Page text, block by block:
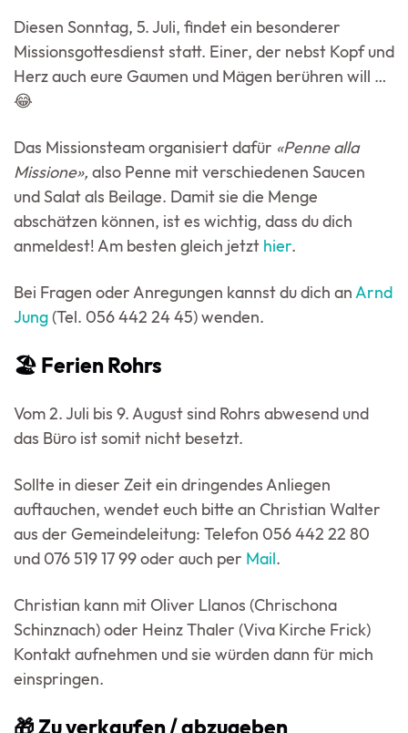
Diesen Sonntag, 5. Juli, findet ein besonderer
Missionsgottesdienst statt. Einer, der nebst Kopf und
Herz auch eure Gaumen und Mägen berühren will …
😂
Das Missionsteam organisiert dafür «Penne alla
Missione», also Penne mit verschiedenen Saucen
und Salat als Beilage. Damit sie die Menge
abschätzen können, ist es wichtig, dass du dich
anmeldest! Am besten gleich jetzt hier.
Bei Fragen oder Anregungen kannst du dich anArnd
Jung(Tel. 056 442 24 45) wenden.
🏖️ Ferien Rohrs
Vom 2. Juli bis 9. August sind Rohrs abwesend und
das Büro ist somit nicht besetzt.
Sollte in dieser Zeit ein dringendes Anliegen
auftauchen, wendet euch bitte an Christian Walter
aus der Gemeindeleitung: Telefon 056 442 22 80
und 076 519 17 99 oder auch per Mail.
Christian kann mit Oliver Llanos (Chrischona
Schinznach) oder Heinz Thaler (Viva Kirche Frick)
Kontakt aufnehmen und sie würden dann für mich
einspringen.
🎁 Zu verkaufen / abzugeben